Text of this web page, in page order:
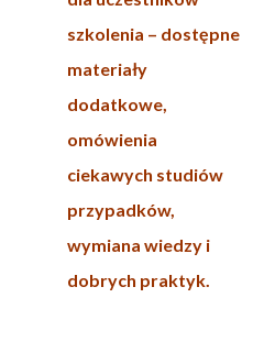
szkolenia – dostępne
materiały
dodatkowe,
omówienia
ciekawych studiów
przypadków,
wymiana wiedzy i
dobrych praktyk.